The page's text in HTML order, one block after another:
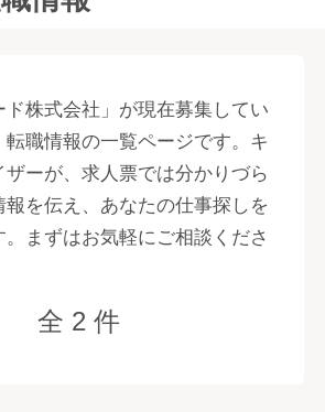
ド株式会社」が現在募集してい
転職情報の一覧ページです。キ
ザーが、求人票では分かりづら
報を伝え、あなたの仕事探しを
まずはお気軽にご相談くださ
全 2 件